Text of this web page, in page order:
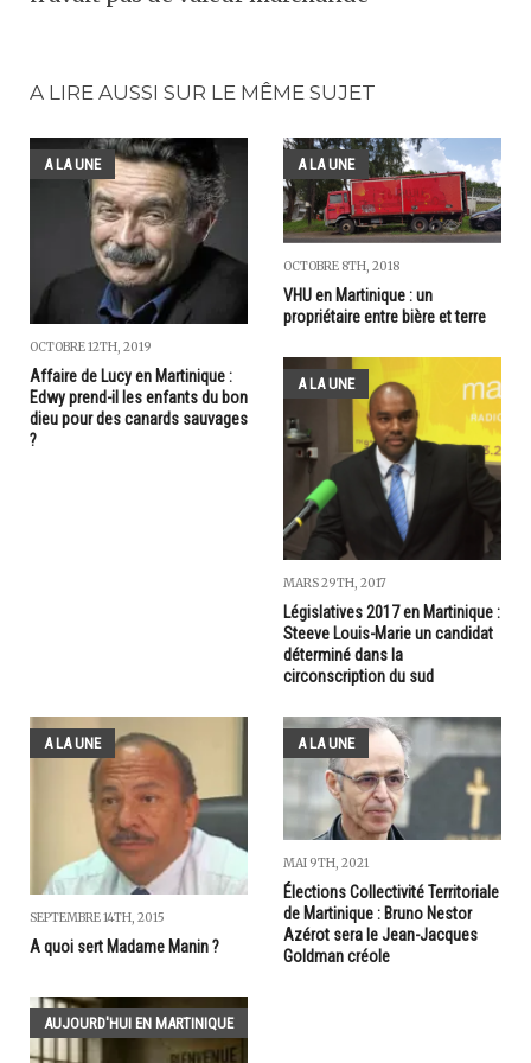
A LIRE AUSSI SUR LE MÊME SUJET
A LA UNE
OCTOBRE 12TH, 2019
Affaire de Lucy en Martinique :
Edwy prend-il les enfants du bon
dieu pour des canards sauvages
?
A LA UNE
OCTOBRE 8TH, 2018
VHU en Martinique : un
propriétaire entre bière et terre
A LA UNE
MARS 29TH, 2017
Législatives 2017 en Martinique :
Steeve Louis-Marie un candidat
déterminé dans la
circonscription du sud
A LA UNE
SEPTEMBRE 14TH, 2015
A quoi sert Madame Manin ?
A LA UNE
MAI 9TH, 2021
Élections Collectivité Territoriale
de Martinique : Bruno Nestor
Azérot sera le Jean-Jacques
Goldman créole
AUJOURD'HUI EN MARTINIQUE